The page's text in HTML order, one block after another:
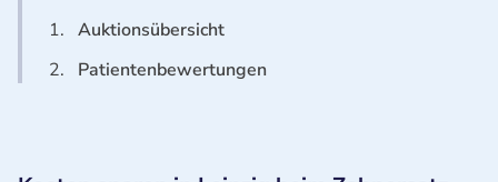
1. Auktionsübersicht
2.
Patientenbewertungen